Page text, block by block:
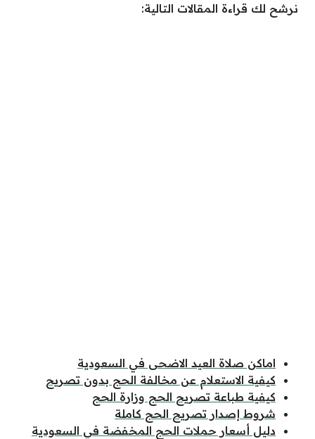
نرشح لك قراءة المقالات التالية:
اماكن صلاة العيد الاضحى في السعودية
كيفية الاستعلام عن مخالفة الحج بدون تصريح
كيفية طباعة تصريح الحج وزارة الحج
شروط إصدار تصريح الحج كاملة
دليل أسعار حملات الحج المخفضة في السعودية